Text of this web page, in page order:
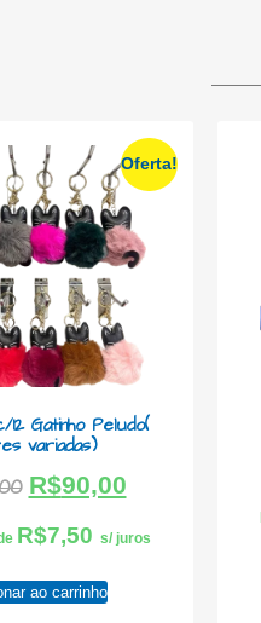
Oferta!
Gatinho Peludo(
variadas)
R$90,00
R$7,50 s/ juros
ao carrinho